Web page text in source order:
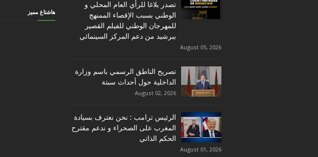
تصدر بلاغا للرأي العام المحلي و
الوطني بسبب الإقصاء الممنهج
للمهرجان الوطني للفيلم القصير
ببرشيد من دعم المركز السينمائي
August 05, 2026
تصريح الناطق الرسمي باسم وزارة
الداخلية حول أحداث سبتة
August 02, 2026
الرئيس ترامب : نحن نعترف بسيادة
المغرب على الصحراء و ندعم مقترح
الحكم الذاتي
August 01, 2026
هاشتاغ مميز